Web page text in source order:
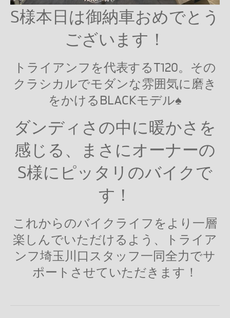
S様本日は御納車おめでとう
ございます！
トライアンフを代表するT120。その
クラシカルでモダンな雰囲気に磨き
をかけるBLACKモデル♠
ダンディさの中に暖かさを
感じる、まさにオーナーの
S様にピッタリのバイクで
す！
これからのバイクライフをより一層
楽しんでいただけるよう、トライア
ンフ埼玉川口スタッフ一同全力でサ
ポートさせていただきます！